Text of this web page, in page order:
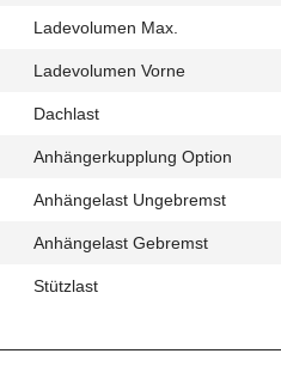
Ladevolumen Max.
Ladevolumen Vorne
Dachlast
Anhängerkupplung Option
Anhängelast Ungebremst
Anhängelast Gebremst
Stützlast